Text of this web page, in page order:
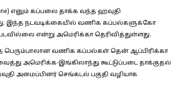
எனும் கப்பலை தாக்க வந்த ஹவுதி
இந்த நடவடிக்கையில் வணிக கப்பல்களுக்கோ
என்று அமெரிக்கா தெரிவித்துள்ளது.
பெரும்பாலான வணிக கப்பல்கள் தென் ஆப்பிரிக்கா
அமெரிக்க-இங்கிலாந்து கூட்டுப்படை தாக்குதல்
அமைப்பினர் செங்கடல் பகுதி வழியாக